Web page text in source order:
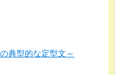
典型的な定型文～